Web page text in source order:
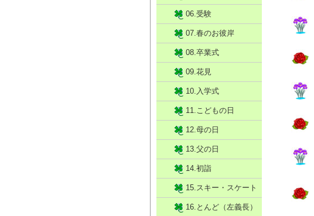
06.受験
07.春のお彼岸
08.卒業式
09.花見
10.入学式
11.こどもの日
12.母の日
13.父の日
14.初詣
15.スキー・スケート
16.とんど（左義長）